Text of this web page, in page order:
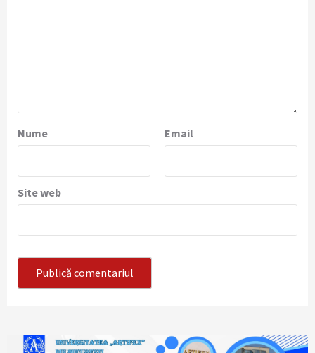
Nume Email
Site web